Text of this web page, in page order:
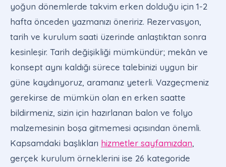
yoğun dönemlerde takvim erken dolduğu için 1-2
hafta önceden yazmanızı öneririz. Rezervasyon,
tarih ve kurulum saati üzerinde anlaştıktan sonra
kesinleşir. Tarih değişikliği mümkündür; mekân ve
konsept aynı kaldığı sürece talebinizi uygun bir
güne kaydırıyoruz, aramanız yeterli. Vazgeçmeniz
gerekirse de mümkün olan en erken saatte
bildirmeniz, sizin için hazırlanan balon ve folyo
malzemesinin boşa gitmemesi açısından önemli.
Kapsamdaki başlıkları hizmetler sayfamızdan,
gerçek kurulum örneklerini ise 26 kategoride